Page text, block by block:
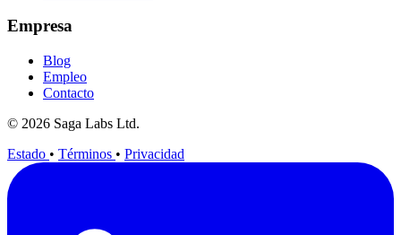
Empresa
Blog
Empleo
Contacto
© 2026 Saga Labs Ltd.
Estado • Términos • Privacidad